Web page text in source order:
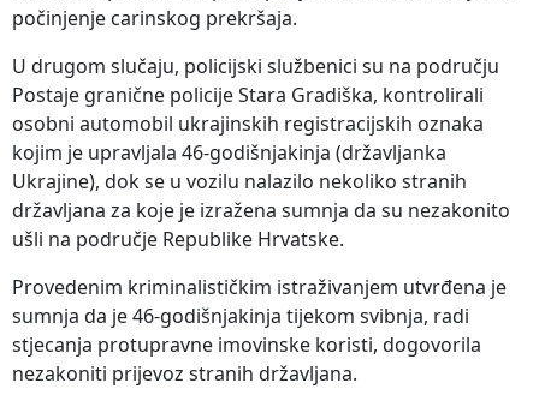
počinjenje carinskog prekršaja.
U drugom slučaju, policijski službenici su na području
Postaje granične policije Stara Gradiška, kontrolirali
osobni automobil ukrajinskih registracijskih oznaka
kojim je upravljala 46-godišnjakinja (državljanka
Ukrajine), dok se u vozilu nalazilo nekoliko stranih
državljana za koje je izražena sumnja da su nezakonito
ušli na područje Republike Hrvatske.
Provedenim kriminalističkim istraživanjem utvrđena je
sumnja da je 46-godišnjakinja tijekom svibnja, radi
stjecanja protupravne imovinske koristi, dogovorila
nezakoniti prijevoz stranih državljana.